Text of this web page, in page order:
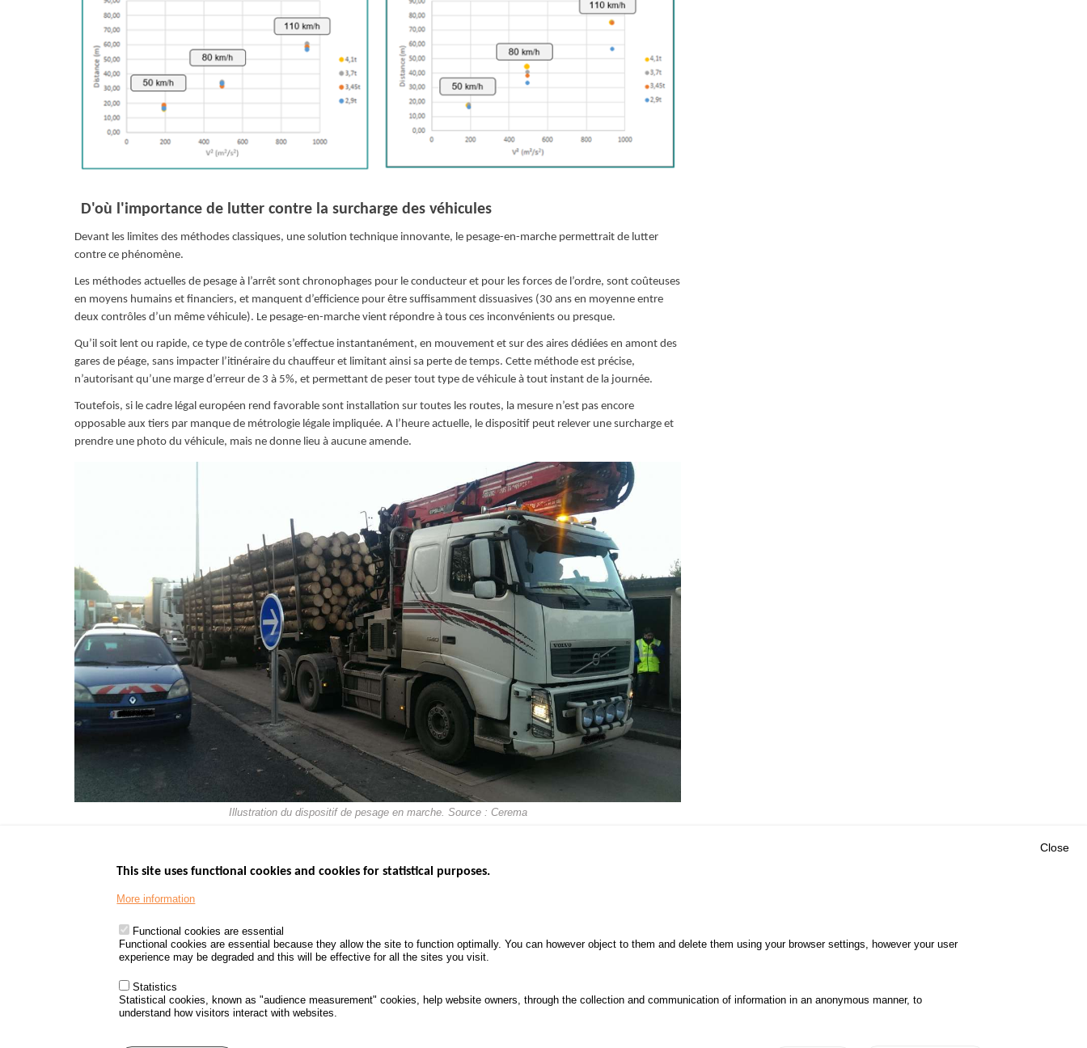
D'où l'importance de lutter contre la surcharge des véhicules
Devant les limites des méthodes classiques, une solution technique innovante, le pesage-en-marche permettrait de lutter
contre ce phénomène.
Les méthodes actuelles de pesage à l’arrêt sont chronophages pour le conducteur et pour les forces de l’ordre, sont coûteuses
en moyens humains et financiers, et manquent d’efficience pour être suffisamment dissuasives (30 ans en moyenne entre
deux contrôles d’un même véhicule). Le pesage-en-marche vient répondre à tous ces inconvénients ou presque.
Qu’il soit lent ou rapide, ce type de contrôle s’effectue instantanément, en mouvement et sur des aires dédiées en amont des
gares de péage, sans impacter l’itinéraire du chauffeur et limitant ainsi sa perte de temps. Cette méthode est précise,
n’autorisant qu’une marge d’erreur de 3 à 5%, et permettant de peser tout type de véhicule à tout instant de la journée.
Toutefois, si le cadre légal européen rend favorable sont installation sur toutes les routes, la mesure n’est pas encore
opposable aux tiers par manque de métrologie légale impliquée. A l’heure actuelle, le dispositif peut relever une surcharge et
prendre une photo du véhicule, mais ne donne lieu à aucune amende.
Illustration du dispositif de pesage en marche. Source : Cerema
www.data.gouv.fr
www.gouvernement.gouv.fr
www.legifrance.gouv.fr
Road Safety Annual Reports
Road traffic violations
DATA FROM ROAD ACCIDENTS
PROJECTS
Close
This site uses functional cookies and cookies for statistical purposes.
More information
Functional cookies are essential
Functional cookies are essential because they allow the site to function optimally. You can however object to them and delete them using your browser settings, however your user
experience may be degraded and this will be effective for all the sites you visit.
Statistics
Statistical cookies, known as "audience measurement" cookies, help website owners, through the collection and communication of information in an anonymous manner, to
understand how visitors interact with websites.